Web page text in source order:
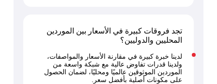
تجد فروقات كبيرة في الأسعار بين الموردين
المحليين والدوليين؟
لدينا خبرة كبيرة في مقارنة الأسعار والمواصفات،
ولدينا قدرات تفاوض عالية مع شبكة واسعة من
الموردين الموثوقين عالميًا ومحليًا، لضمان الحصول
على مكونات أصلية بأفضل سعر.